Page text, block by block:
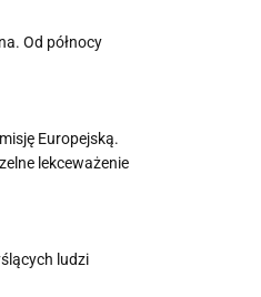
Od północy
Europejską.
lekceważenie
ludzi